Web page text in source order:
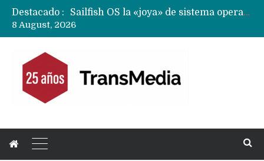
Destacado :
Sailfish OS la «joya» de sistema operativo que Europa planea financiar para competir contra Android, iOS y HarmonyOS
Solo China o Global: Cuáles Huawei MateBook, MatePad y Nova llegarán a Europa y LATAM?
8 August, 2026